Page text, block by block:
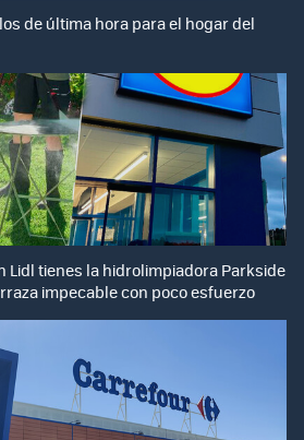
de última hora para el hogar del
Lidl tienes la hidrolimpiadora Parkside
impecable con poco esfuerzo